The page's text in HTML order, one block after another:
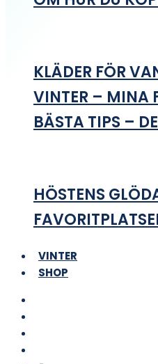
KLÄDER FÖR
VINTER – MINA
BÄSTA TIPS –
HÖSTENS
VINTER
SHOP